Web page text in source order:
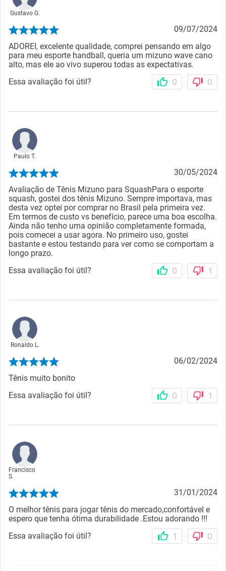
Gustavo G.
09/07/2024
ADOREI, excelente qualidade, comprei pensando em algo
para meu esporte handball, queria um mizuno wave cano
alto, mas ele ao vivo superou todas as expectativas.
Essa avaliação foi útil?
0 0
Paulo T.
30/05/2024
Avaliação de Tênis Mizuno para SquashPara o esporte
squash, gostei dos tênis Mizuno. Sempre importava, mas
desta vez optei por comprar no Brasil pela primeira vez.
Em termos de custo vs benefício, parece uma boa escolha.
Ainda não tenho uma opinião completamente formada,
pois comecei a usar agora. No primeiro uso, gostei
bastante e estou testando para ver como se comportam a
longo prazo.
Essa avaliação foi útil?
0 1
Ronaldo L.
06/02/2024
Tênis muito bonito
Essa avaliação foi útil?
0 1
Francisco
S.
31/01/2024
O melhor tênis para jogar tênis do mercado,confortável e
espero que tenha ótima durabilidade .Estou adorando !!!
Essa avaliação foi útil?
1 0